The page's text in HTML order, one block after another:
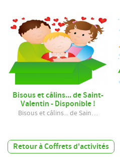
Bisous et câlins... de Saint-
Valentin - Disponible !
Bisous et câlins... de Sain…
Retour à Coffrets d'activités